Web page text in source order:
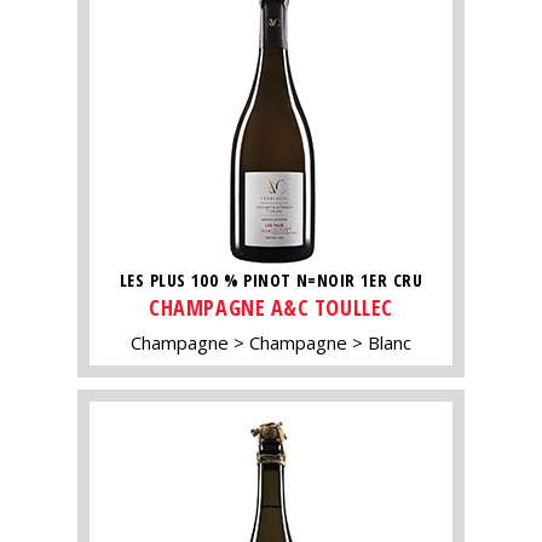
LES PLUS 100 % PINOT N=NOIR 1ER CRU
CHAMPAGNE A&C TOULLEC
Champagne Champagne Blanc